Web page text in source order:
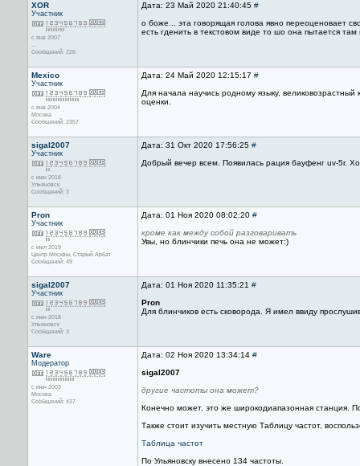
XOR
Участник
с янв 2007
...
Сообщений: 226
Дата: 23 Май 2020 21:40:45 #
о боже... эта говорящая голова явно переоценовает
есть гденить в текстовом виде то шо она пытается
Mexico
Участник
с янв 2004
Москва
Сообщений: 2357
Дата: 24 Май 2020 12:15:17 #
Для начала научись родному языку,
оценки.
sigal2007
Участник
с июн 2018
Ульяновск
Сообщений: 3
Дата: 31 Окт 2020 17:56:25 #
Добрый вечер всем. Появилась рация бауфенг uv-5r.
Pron
Участник
с июл 2019
Центр Москвы, Старый Арбат
Сообщений: 49
Дата: 01 Ноя 2020 08:02:20 #
кроме как между собой разговаривать
Увы, но блинчики печь она не может:)
sigal2007
Участник
с июн 2018
Ульяновск
Сообщений: 3
Дата: 01 Ноя 2020 11:35:21 #
Pron
Для блинчиков есть сковорода. Я имел ввиду
Ware
Модератор
с июн 2003
Москва
Сообщений: 437
Дата: 02 Ноя 2020 13:34:14 #
sigal2007
другие частоты она может?
Конечно может, это же широкодиапазонная станция.
Также стоит изучить местную Таблицу частот,
Таблица частот
По Ульяновску внесено 134 частоты.